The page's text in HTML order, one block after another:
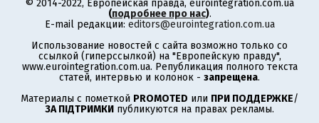
© 2014-2022, Европейская правда, eurointegration.com.ua
(подробнее про нас).
E-mail редакции: editors@eurointegration.com.ua
Использование новостей с сайта возможно только со
ссылкой (гиперссылкой) на "Европейскую правду",
www.eurointegration.com.ua. Републикация полного текста
статей, интервью и колонок - запрещена.
Материалы с пометкой PROMOTED или ПРИ ПОДДЕРЖКЕ/
ЗА ПІДТРИМКИ публикуются на правах рекламы.